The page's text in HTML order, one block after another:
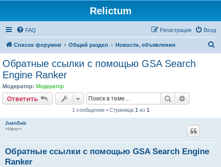
Relictum
FAQ Вход
Регистрация
Список форумов Общий раздел Новости, объявления
Обратные ссылки с помощью GSA Search
Engine Ranker
Модератор: Модератор
Ответить Поиск
1 сообщение • Страница 1 из 1
JuanSab
=Hero=
Обратные ссылки с помощью GSA Search Engine
Ranker